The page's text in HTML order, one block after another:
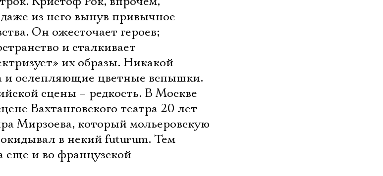
из него вынув привычное
Он ожесточает героев;
и сталкивает
их образы. Никакой
и ослепляющие цветные вспышки.
сцены – редкость. В Москве
Вахтанговского театра 20 лет
Мирзоева, который мольеровскую
в некий futurum. Тем
еще и во французской